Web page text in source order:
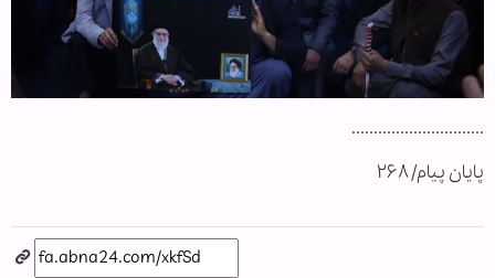
..............................
پایان پیام/ ۲۶۸